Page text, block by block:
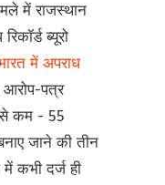
में राजस्थान
ब्यूरो
में अपराध
पत्र
कम - 55
जाने की तीन
कभी दर्ज ही